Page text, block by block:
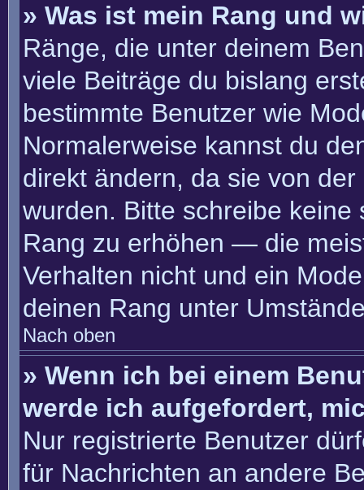
» Was ist mein Rang und
Ränge, die unter deinem
viele Beiträge du bislang
bestimmte Benutzer wie
Normalerweise kannst du
direkt ändern, da sie von
wurden. Bitte schreibe
Rang zu erhöhen — die
Verhalten nicht und ein
deinen Rang unter
Nach oben
» Wenn ich bei einem
werde ich aufgefordert,
Nur registrierte Benutzer
für Nachrichten an andere